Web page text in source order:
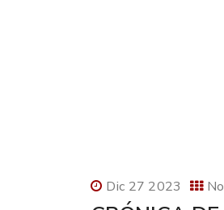
Dic 27 2023